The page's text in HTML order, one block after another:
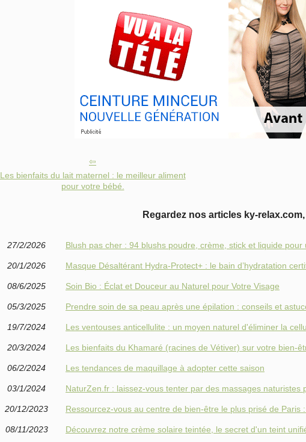
Les bienfaits du lait maternel : le meilleur aliment
pour votre bébé.
Regardez nos articles ky-
27/2/2026 Blush pas cher : 94 blushs poudre, crème, stick et liquide
20/1/2026 Masque Désaltérant Hydra‑Protect+ : le bain d’hydratation
08/6/2025 Soin Bio : Éclat et Douceur au Naturel pour Votre Visage
05/3/2025 Prendre soin de sa peau après une épilation : conseils et
19/7/2024 Les ventouses anticellulite : un moyen naturel d'éliminer la
20/3/2024 Les bienfaits du Khamaré (racines de Vétiver) sur votre bien-
06/2/2024 Les tendances de maquillage à adopter cette saison
03/1/2024 NaturZen.fr : laissez-vous tenter par des massages naturistes
20/12/2023 Ressourcez-vous au centre de bien-être le plus prisé de Paris
08/11/2023 Découvrez notre crème solaire teintée, le secret d'un teint